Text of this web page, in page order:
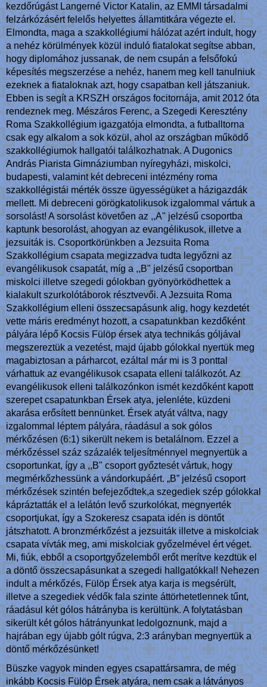
kezdőrúgást Langerné Victor Katalin, az EMMI társadalmi
felzárkózásért felelős helyettes államtitkára végezte el.
Elmondta, maga a szakkollégiumi hálózat azért indult, hogy
a nehéz körülmények közül induló fiatalokat segítse abban,
hogy diplomához jussanak, de nem csupán a felsőfokú
képesítés megszerzése a nehéz, hanem meg kell tanulniuk
ezeknek a fiataloknak azt, hogy csapatban kell játszaniuk.
Ebben is segít a KRSZH országos focitornája, amit 2012 óta
rendeznek meg. Mészáros Ferenc, a Szegedi Keresztény
Roma Szakkollégium igazgatója elmondta, a futballtorna
csak egy alkalom a sok közül, ahol az országban működő
szakkollégiumok hallgatói találkozhatnak. A Dugonics
András Piarista Gimnáziumban nyíregyházi, miskolci,
budapesti, valamint két debreceni intézmény roma
szakkollégistái mérték össze ügyességüket a házigazdák
mellett. Mi debreceni görögkatolikusok izgalommal vártuk a
sorsolást! A sorsolást követően az ,,A" jelzésű csoportba
kaptunk besorolást, ahogyan az evangélikusok, illetve a
jezsuiták is. Csoportkörünkben a Jezsuita Roma
Szakkollégium csapata megizzadva tudta legyőzni az
evangélikusok csapatát, míg a ,,B" jelzésű csoportban
miskolci illetve szegedi gólokban gyönyörködhettek a
kialakult szurkolótáborok résztvevői. A Jezsuita Roma
Szakkollégium elleni összecsapásunk alig, hogy kezdetét
vette máris eredményt hozott, a csapatunkban kezdőként
pályára lépő Kocsis Fülöp érsek atya technikás góljával
megszereztük a vezetést, majd újabb gólokkal nyertük meg
magabiztosan a párharcot, ezáltal már mi is 3 ponttal
várhattuk az evangélikusok csapata elleni találkozót. Az
evangélikusok elleni találkozónkon ismét kezdőként kapott
szerepet csapatunkban Érsek atya, jelenléte, küzdeni
akarása erősített bennünket. Érsek atyát váltva, nagy
izgalommal léptem pályára, ráadásul a sok gólos
mérkőzésen (6:1) sikerült nekem is betalálnom. Ezzel a
mérkőzéssel száz százalék teljesítménnyel megnyertük a
csoportunkat, így a ,,B" csoport győztesét vártuk, hogy
megmérkőzhessünk a vándorkupáért. „B” jelzésű csoport
mérkőzések szintén befejeződtek,a szegediek szép gólokkal
kápráztatták el a lelátón levő szurkolókat, megnyerték
csoportjukat, így a Szokeresz csapata idén is döntőt
játszhatott. A bronzmérkőzést a jezsuiták illetve a miskolciak
csapata vívták meg, ami miskolciak győzelmével ért véget.
Mi, fiúk, ebből a csoportgyőzelemből erőt merítve kezdtük el
a döntő összecsapásunkat a szegedi hallgatókkal! Nehezen
indult a mérkőzés, Fülöp Érsek atya karja is megsérült,
illetve a szegediek védők fala szinte áttörhetetlennek tűnt,
ráadásul két gólos hátrányba is kerültünk. A folytatásban
sikerült két gólos hátrányunkat ledolgoznunk, majd a
hajrában egy újabb gólt rúgva, 2:3 arányban megnyertük a
döntő mérkőzésünket!
Büszke vagyok minden egyes csapattársamra, de még
inkább Kocsis Fülöp Érsek atyára, nem csak a látványos